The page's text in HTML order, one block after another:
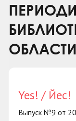
ОБЛАСТИ
Yes! / Йес!
Выпуск №9 от